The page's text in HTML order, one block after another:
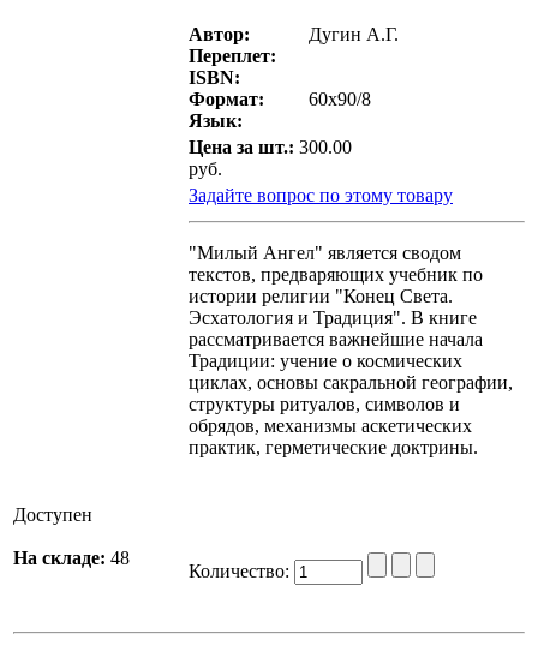
Автор:
Дугин А.Г.
Переплет:
ISBN:
Формат:
60х90/8
Язык:
Цена за шт.: 300.00
руб.
Задайте вопрос по этому товару
"Милый Ангел" является сводом
текстов, предваряющих учебник по
истории религии "Конец Света.
Эсхатология и Традиция". В книге
рассматривается важнейшие начала
Традиции: учение о космических
циклах, основы сакральной географии,
структуры ритуалов, символов и
обрядов, механизмы аскетических
практик, герметические доктрины.
Доступен
На складе: 48
Количество: